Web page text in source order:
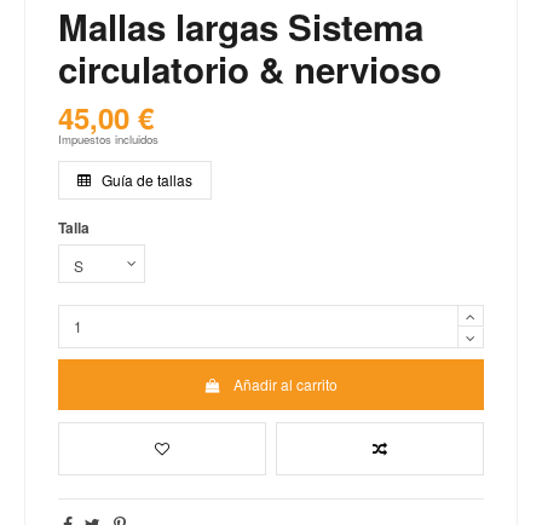
Mallas largas Sistema
circulatorio & nervioso
45,00 €
Impuestos incluidos
Guía de tallas
Talla
Añadir al carrito